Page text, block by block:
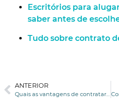
Escritórios para
saber antes de
Tudo sobre contrato
ANTERIOR
Quais as vantagens de contratar uma consultoria imobiliária empresarial?